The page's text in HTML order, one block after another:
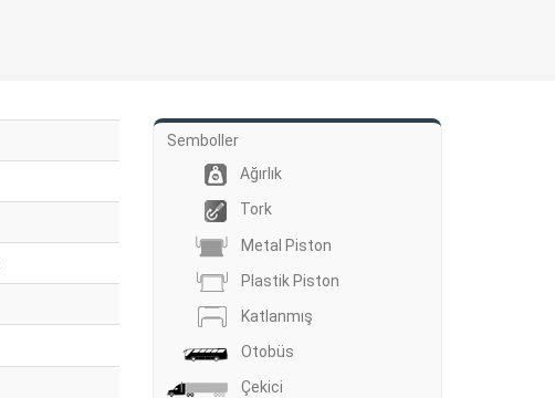
Semboller
Ağırlık
Tork
Metal Piston
Plastik Piston
Katlanmış
Otobüs
Çekici